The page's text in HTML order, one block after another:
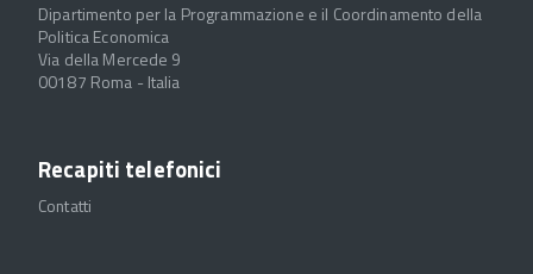
Dipartimento per la Programmazione e il Coordinamento della
Politica Economica
Via della Mercede 9
00187 Roma - Italia
Recapiti telefonici
Contatti